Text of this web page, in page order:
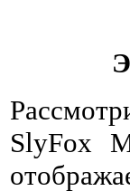
SlyFox